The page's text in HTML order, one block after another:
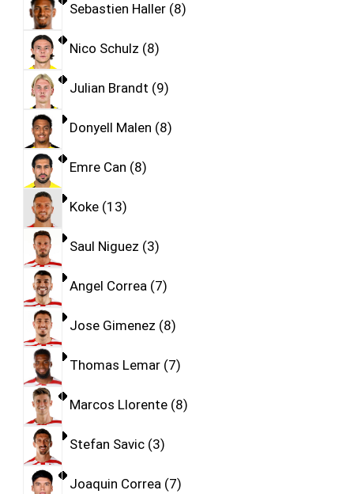
Sebastien Haller 8
Nico Schulz 8
Julian Brandt 9
Donyell Malen 8
Emre Can 8
Koke 13
Saul Niguez 3
Angel Correa 7
Jose Gimenez 8
Thomas Lemar 7
Marcos Llorente 8
Stefan Savic 3
Joaquin Correa 7